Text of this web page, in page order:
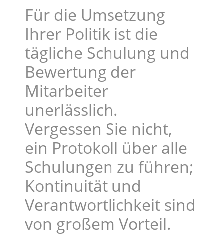
Für die Umsetzung
Ihrer Politik ist die
tägliche Schulung und
Bewertung der
Mitarbeiter
unerlässlich.
Vergessen Sie nicht,
ein Protokoll über alle
Schulungen zu führen;
Kontinuität und
Verantwortlichkeit sind
von großem Vorteil.